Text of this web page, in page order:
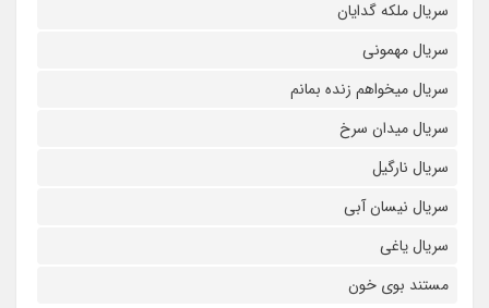
سریال ملکه گدایان
سریال مهمونی
سریال میخواهم زنده بمانم
سریال میدان سرخ
سریال نارگیل
سریال نیسان آبی
سریال یاغی
مستند بوی خون